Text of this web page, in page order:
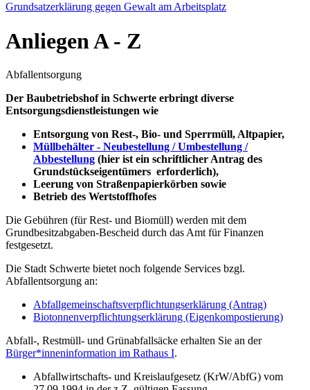
Grundsatzerklärung gegen Gewalt am Arbeitsplatz
AnliegenA - Z
Abfallentsorgung
Der Baubetriebshof in Schwerte erbringt diverse
Entsorgungsdienstleistungen wie
Entsorgung von Rest-, Bio- und Sperrmüll, Altpapier,
Müllbehälter - Neubestellung / Umbestellung /
Abbestellung (hier ist ein schriftlicher Antrag des
Grundstückseigentümers erforderlich),
Leerung von Straßenpapierkörben sowie
Betrieb des Wertstoffhofes
Die Gebühren (für Rest- und Biomüll) werden mit dem
Grundbesitzabgaben-Bescheid durch das Amt für Finanzen
festgesetzt.
Die Stadt Schwerte bietet noch folgende Services bzgl.
Abfallentsorgung an:
Abfallgemeinschaftsverpflichtungserklärung (Antrag)
Biotonnenverpflichtungserklärung (Eigenkompostierung)
Abfall-, Restmüll- und Grünabfallsäcke erhalten Sie an der
Bürger*inneninformation im Rathaus I.
Abfallwirtschafts- und Kreislaufgesetz (KrW/AbfG) vom